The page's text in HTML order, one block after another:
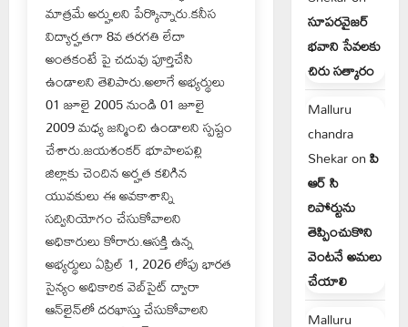
మాత్రమే అర్హులని పేర్కొన్నారు.కనీస
విద్యార్హతగా 8వ తరగతి లేదా
అంతకంటే పై చదువు పూర్తిచేసి
ఉండాలని తెలిపారు.అలాగే అభ్యర్థులు
01 జూలై 2005 నుండి 01 జూలై
2009 మధ్య జన్మించి ఉండాలని స్పష్టం
చేశారు.జయశంకర్ భూపాలపల్లి
జిల్లాకు చెందిన అర్హత కలిగిన
యువకులు ఈ అవకాశాన్ని
సద్వినియోగం చేసుకోవాలని
అధికారులు కోరారు.ఆసక్తి ఉన్న
అభ్యర్థులు ఏప్రిల్ 1, 2026 లోపు భారత
సైన్యం అధికారిక వెబ్‌సైట్ ద్వారా
ఆన్‌లైన్‌లో దరఖాస్తు చేసుకోవాలని
సూపరవైజర్
భవాని సేవలకు
చిరు సత్కారం
Malluru
chandra
Shekaronపి
ఆర్ సి
రిపోర్టును
తెప్పించుకొని
వెంటనే అమలు
చేయాలి
Malluru